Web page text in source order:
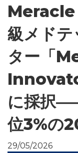
Meracle
級メド
ター「
に採択
位3%の
29/05/2026